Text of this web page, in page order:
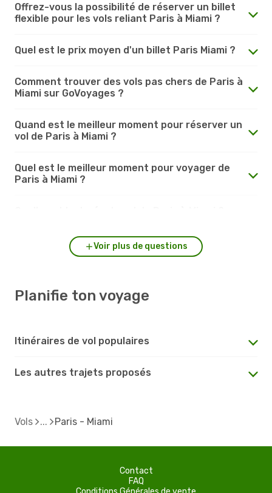
Offrez-vous la possibilité de réserver un billet
flexible pour les vols reliant Paris à Miami ?
Quel est le prix moyen d'un billet Paris Miami ?
Comment trouver des vols pas chers de Paris à
Miami sur GoVoyages ?
Quand est le meilleur moment pour réserver un
vol de Paris à Miami ?
Quel est le meilleur moment pour voyager de
Paris à Miami ?
Voir plus de questions
Planifie ton voyage
Itinéraires de vol populaires
Les autres trajets proposés
Vols Paris - Miami
Contact
FAQ